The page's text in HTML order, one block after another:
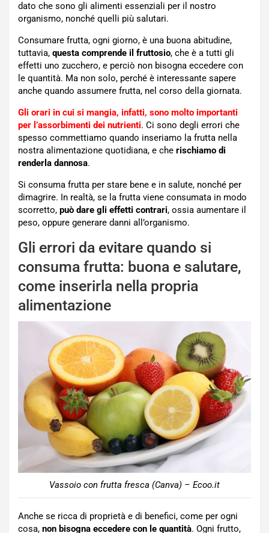
dato che sono gli alimenti essenziali per il nostro
organismo, nonché quelli più salutari.
Consumare frutta, ogni giorno, è una buona abitudine,
tuttavia, questa comprende il fruttosio, che è a tutti gli
effetti uno zucchero, e perciò non bisogna eccedere con
le quantità. Ma non solo, perché è interessante sapere
anche quando assumere frutta, nel corso della giornata.
Gli orari in cui si mangia, infatti, sono molto importanti
per l’assorbimenti dei nutrienti. Ci sono degli errori che
spesso commettiamo quando inseriamo la frutta nella
nostra alimentazione quotidiana, e che rischiamo di
renderla dannosa.
Si consuma frutta per stare bene e in salute, nonché per
dimagrire. In realtà, se la frutta viene consumata in modo
scorretto, può dare gli effetti contrari, ossia aumentare il
peso, oppure generare danni all’organismo.
Gli errori da evitare quando si
consuma frutta: buona e salutare,
come inserirla nella propria
alimentazione
Vassoio con frutta fresca (Canva) – Ecoo.it
Anche se ricca di proprietà e di benefici, come per ogni
cosa, non bisogna eccedere con le quantità. Ogni frutto,